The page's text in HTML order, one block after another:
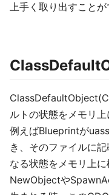
上手く取り出すことが
ルトの状態をメモリ上
例えばBlueprintが
き、そのファイルに
なる状態をメモリ上に
NewObjectや